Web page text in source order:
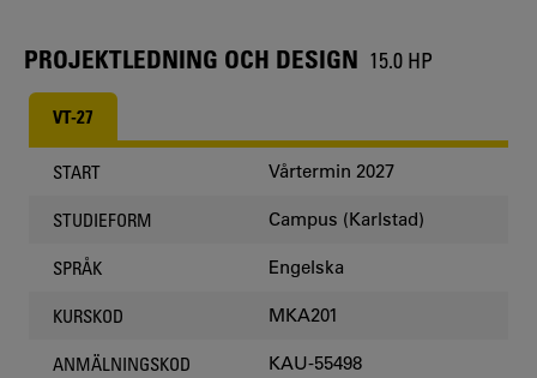
PROJEKTLEDNING OCH DESIGN 15.0 HP
VT-27
START Vårtermin 2027
STUDIEFORM Campus (Karlstad)
SPRÅK Engelska
KURSKOD MKA201
ANMÄLNINGSKOD KAU-55498